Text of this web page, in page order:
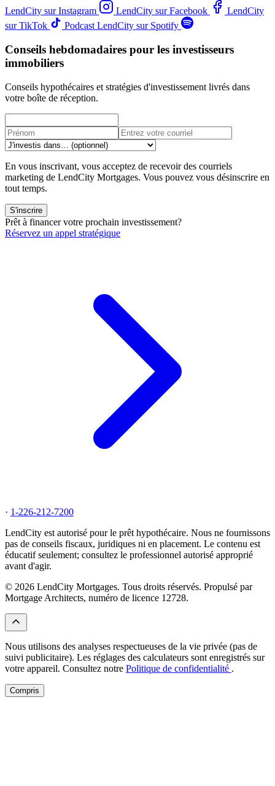
LendCity sur Instagram
LendCity sur Facebook
LendCity
sur TikTok
Podcast LendCity sur Spotify
Conseils hebdomadaires pour les investisseurs
immobiliers
Conseils hypothécaires et stratégies d'investissement livrés dans
votre boîte de réception.
En vous inscrivant, vous acceptez de recevoir des courriels
marketing de LendCity Mortgages. Vous pouvez vous désinscrire en
tout temps.
S'inscrire
Prêt à financer votre prochain investissement?
Réservez un appel stratégique
· 1-226-212-7200
LendCity est autorisé pour le prêt hypothécaire. Nous ne fournissons
pas de conseils fiscaux, juridiques ni en placement. Le contenu est
éducatif seulement; consultez le professionnel autorisé approprié
avant d'agir.
© 2026 LendCity Mortgages. Tous droits réservés. Propulsé par
Mortgage Architects, numéro de licence 12728.
Nous utilisons des analyses respectueuses de la vie privée (pas de
suivi publicitaire). Les réglages des calculateurs sont enregistrés sur
votre appareil. Consultez notre Politique de confidentialité .
Compris